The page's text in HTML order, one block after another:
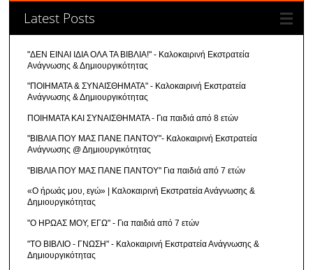
Latest Posts
"ΔΕΝ ΕΙΝΑΙ ΙΔΙΑ ΟΛΑ ΤΑ ΒΙΒΛΙΑ!" - Καλοκαιρινή Εκστρατεία
Ανάγνωσης & Δημιουργικότητας
"ΠΟΙΗΜΑΤΑ & ΣΥΝΑΙΣΘΗΜΑΤΑ" - Καλοκαιρινή Εκστρατεία
Ανάγνωσης & Δημιουργικότητας
ΠΟΙΗΜΑΤΑ ΚΑΙ ΣΥΝΑΙΣΘΗΜΑΤΑ - Για παιδιά από 8 ετών
"ΒΙΒΛΙΑ ΠΟΥ ΜΑΣ ΠΑΝΕ ΠΑΝΤΟΥ"- Καλοκαιρινή Εκστρατεία
Ανάγνωσης @ Δημιουργικότητας
"ΒΙΒΛΙΑ ΠΟΥ ΜΑΣ ΠΑΝΕ ΠΑΝΤΟΥ" Για παιδιά από 7 ετών
«Ο ήρωάς μου, εγώ» | Καλοκαιρινή Εκστρατεία Ανάγνωσης &
Δημιουργικότητας
"Ο ΗΡΩΑΣ ΜΟΥ, ΕΓΩ" - Για παιδιά από 7 ετών
"ΤΟ ΒΙΒΛΙΟ - ΓΝΩΣΗ" - Καλοκαιρινή Εκστρατεία Ανάγνωσης &
Δημιουργικότητας